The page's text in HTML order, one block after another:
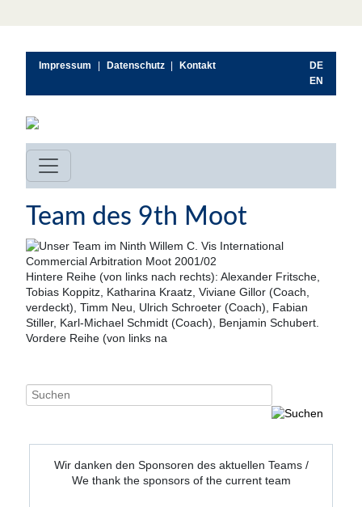
Impressum Datenschutz Kontakt
DE
EN
Team des 9th Moot
Hintere Reihe (von links nach rechts): Alexander Fritsche,
Tobias Koppitz, Katharina Kraatz, Viviane Gillor (Coach,
verdeckt), Timm Neu, Ulrich Schroeter (Coach), Fabian
Stiller, Karl-Michael Schmidt (Coach), Benjamin Schubert.
Vordere Reihe (von links na
Wir danken den Sponsoren des aktuellen Teams /
We thank the sponsors of the current team